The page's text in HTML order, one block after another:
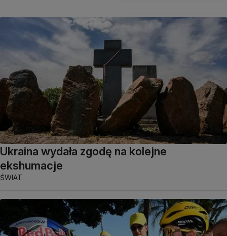
Ukraina wydała zgodę na kolejne
ekshumacje
ŚWIAT